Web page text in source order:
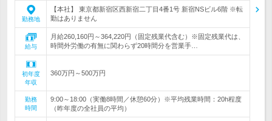
勤務地
【本社】 東京都新宿区西新宿二丁目4番1号 新宿NSビル6階 ※転
勤はありません
給与
月給260,160円～364,220円（固定残業代含む）※固定残業代は、
時間外労働の有無に関わらず20時間分を営業手…
初年度
年収
360万円～500万円
勤務
時間
9:00～18:00（実働8時間／休憩60分）※平均残業時間：20h程度
（昨年度の全社員の平均）